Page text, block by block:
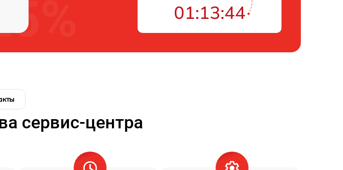
01:13:43
сервис-центра